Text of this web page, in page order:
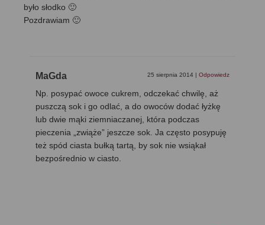
było słodko 🙂
Pozdrawiam 🙂
MaGda 25 sierpnia 2014 | Odpowiedz
Np. posypać owoce cukrem, odczekać chwilę, aż
puszczą sok i go odlać, a do owoców dodać łyżkę
lub dwie mąki ziemniaczanej, która podczas
pieczenia „zwiąże” jeszcze sok. Ja często posypuję
też spód ciasta bułką tartą, by sok nie wsiąkał
bezpośrednio w ciasto.